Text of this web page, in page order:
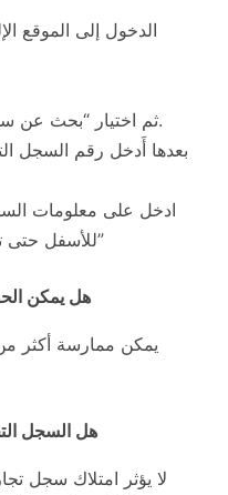
الدخول إلى الموقع
ثم اختيار “بحث عن سجل تجاري” من القائمة المنسدلة.
بعدها أَدخل رقم السجل
ادخل على معلومات
للأسفل حتى تصل إلى قسم “الأنشطة التجارية”
هل يمكن
يمكن ممارسة أكثر
هل السجل
لا يؤثر امتلاك سجل